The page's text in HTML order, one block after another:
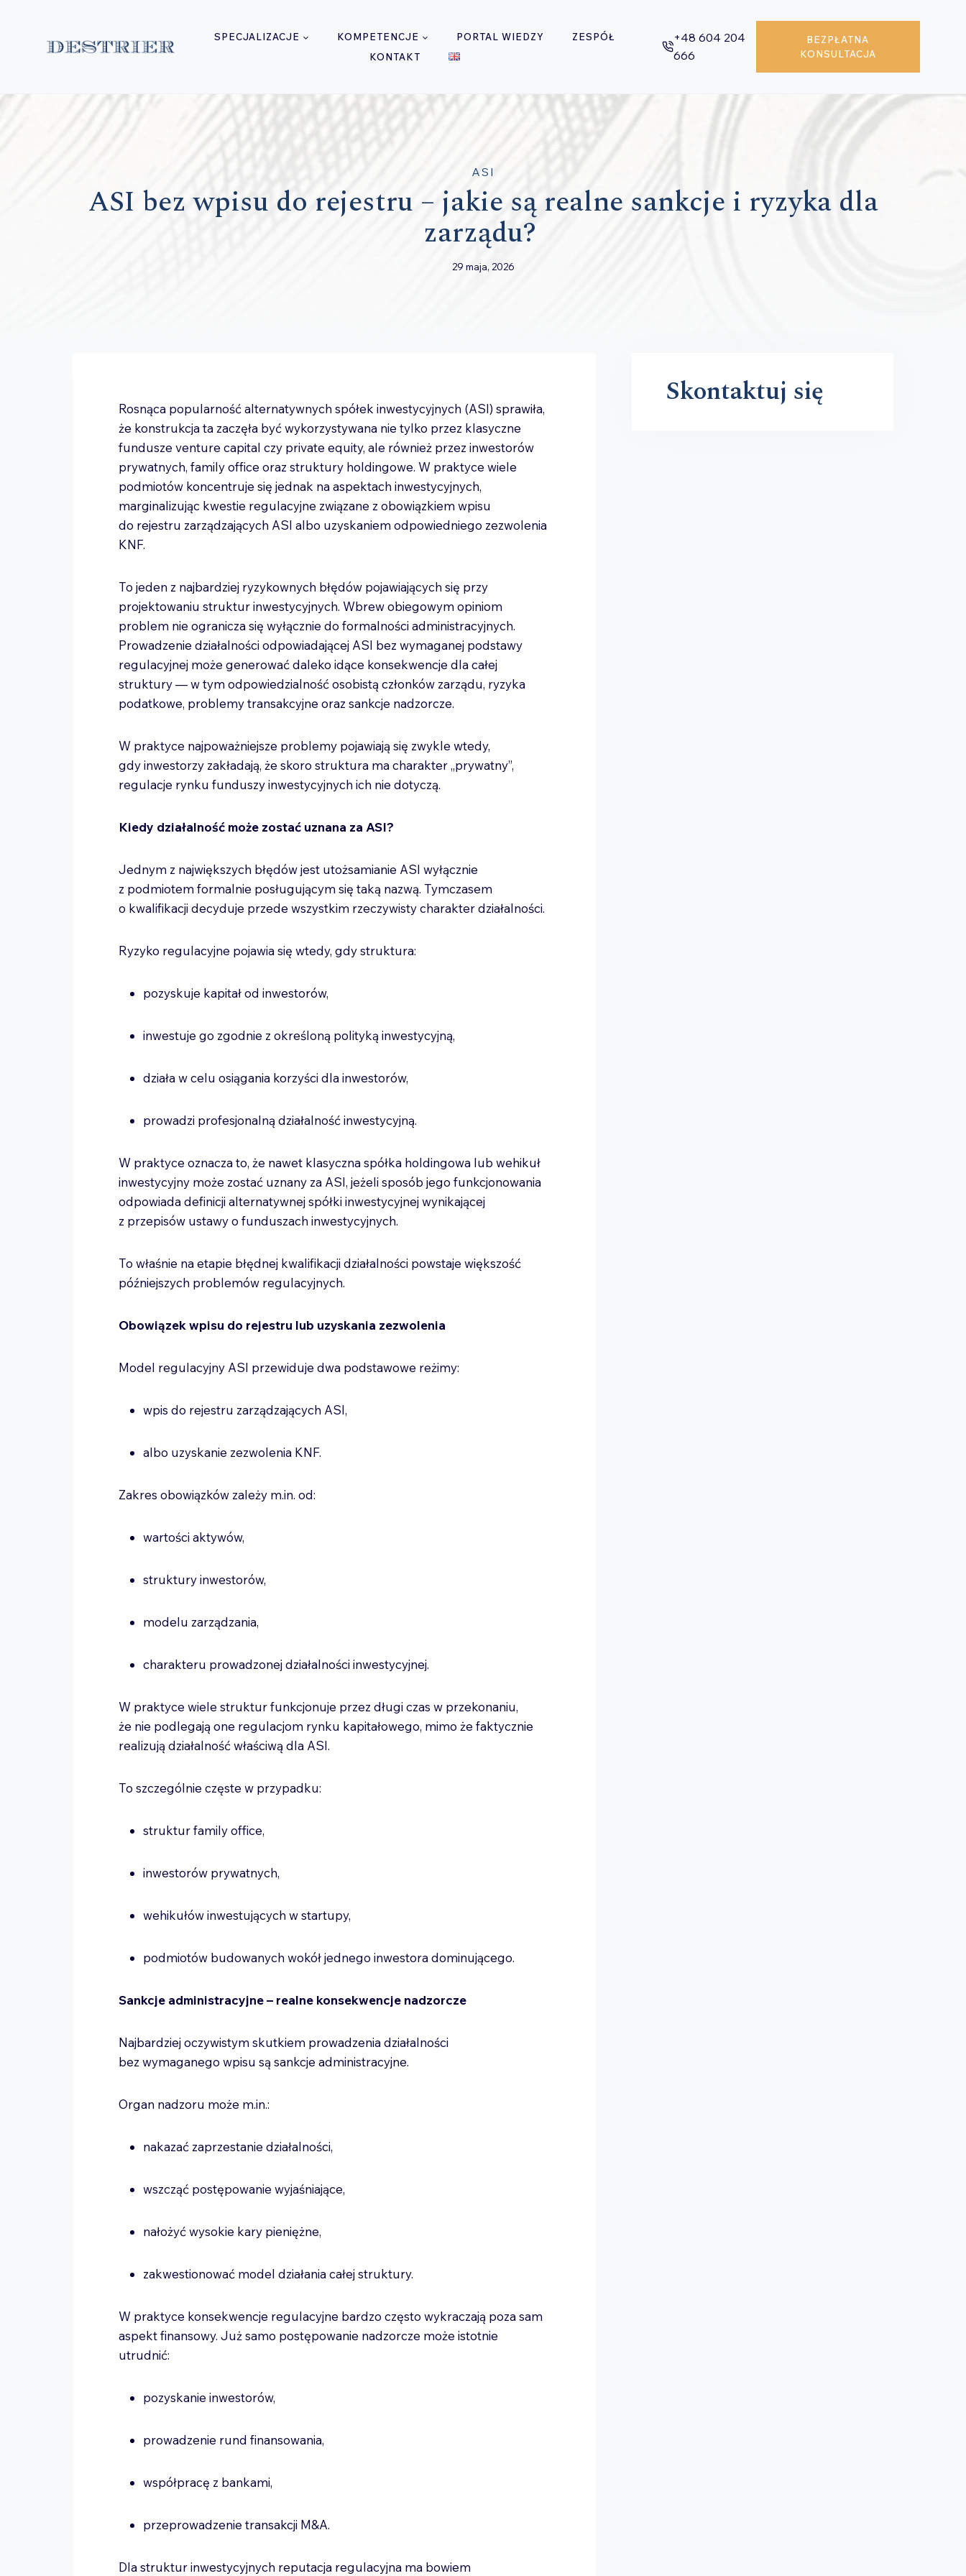
SPECJALIZACJE KOMPETENCJE PORTAL WIEDZY
ZESPÓŁ
KONTAKT
+48 604 204
666
BEZPŁATNA
KONSULTACJA
ASI
ASI bez wpisu do rejestru – jakie są realne sankcje i ryzyka dla
zarządu?
29 maja, 2026
Rosnąca popularność alternatywnych spółek inwestycyjnych (ASI) sprawiła,
że konstrukcja ta zaczęła być wykorzystywana nie tylko przez klasyczne
fundusze venture capital czy private equity, ale również przez inwestorów
prywatnych, family office oraz struktury holdingowe. W praktyce wiele
podmiotów koncentruje się jednak na aspektach inwestycyjnych,
marginalizując kwestie regulacyjne związane z obowiązkiem wpisu
do rejestru zarządzających ASI albo uzyskaniem odpowiedniego zezwolenia
KNF.
To jeden z najbardziej ryzykownych błędów pojawiających się przy
projektowaniu struktur inwestycyjnych. Wbrew obiegowym opiniom
problem nie ogranicza się wyłącznie do formalności administracyjnych.
Prowadzenie działalności odpowiadającej ASI bez wymaganej podstawy
regulacyjnej może generować daleko idące konsekwencje dla całej
struktury — w tym odpowiedzialność osobistą członków zarządu, ryzyka
podatkowe, problemy transakcyjne oraz sankcje nadzorcze.
W praktyce najpoważniejsze problemy pojawiają się zwykle wtedy,
gdy inwestorzy zakładają, że skoro struktura ma charakter „prywatny”,
regulacje rynku funduszy inwestycyjnych ich nie dotyczą.
Kiedy działalność może zostać uznana za ASI?
Jednym z największych błędów jest utożsamianie ASI wyłącznie
z podmiotem formalnie posługującym się taką nazwą. Tymczasem
o kwalifikacji decyduje przede wszystkim rzeczywisty charakter działalności.
Ryzyko regulacyjne pojawia się wtedy, gdy struktura:
pozyskuje kapitał od inwestorów,
inwestuje go zgodnie z określoną polityką inwestycyjną,
działa w celu osiągania korzyści dla inwestorów,
prowadzi profesjonalną działalność inwestycyjną.
W praktyce oznacza to, że nawet klasyczna spółka holdingowa lub wehikuł
inwestycyjny może zostać uznany za ASI, jeżeli sposób jego funkcjonowania
odpowiada definicji alternatywnej spółki inwestycyjnej wynikającej
z przepisów ustawy o funduszach inwestycyjnych.
To właśnie na etapie błędnej kwalifikacji działalności powstaje większość
późniejszych problemów regulacyjnych.
Obowiązek wpisu do rejestru lub uzyskania zezwolenia
Model regulacyjny ASI przewiduje dwa podstawowe reżimy:
wpis do rejestru zarządzających ASI,
albo uzyskanie zezwolenia KNF.
Zakres obowiązków zależy m.in. od:
wartości aktywów,
struktury inwestorów,
modelu zarządzania,
charakteru prowadzonej działalności inwestycyjnej.
W praktyce wiele struktur funkcjonuje przez długi czas w przekonaniu,
że nie podlegają one regulacjom rynku kapitałowego, mimo że faktycznie
realizują działalność właściwą dla ASI.
To szczególnie częste w przypadku:
struktur family office,
inwestorów prywatnych,
wehikułów inwestujących w startupy,
podmiotów budowanych wokół jednego inwestora dominującego.
Sankcje administracyjne – realne konsekwencje nadzorcze
Najbardziej oczywistym skutkiem prowadzenia działalności
bez wymaganego wpisu są sankcje administracyjne.
Organ nadzoru może m.in.:
nakazać zaprzestanie działalności,
wszcząć postępowanie wyjaśniające,
nałożyć wysokie kary pieniężne,
zakwestionować model działania całej struktury.
W praktyce konsekwencje regulacyjne bardzo często wykraczają poza sam
aspekt finansowy. Już samo postępowanie nadzorcze może istotnie
utrudnić:
pozyskanie inwestorów,
prowadzenie rund finansowania,
współpracę z bankami,
przeprowadzenie transakcji M&A.
Dla struktur inwestycyjnych reputacja regulacyjna ma bowiem
Skontaktuj się